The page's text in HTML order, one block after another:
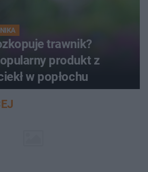
trawnik?
produkt z
w popłochu